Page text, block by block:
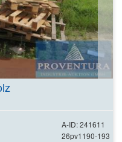
A-ID: 241611
26pv1190-193